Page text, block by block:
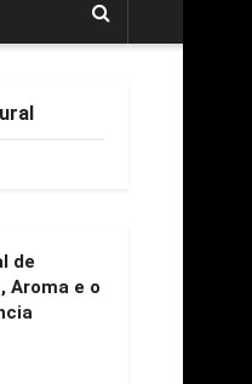
de
Aroma e o